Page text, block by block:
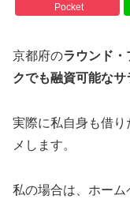
Pocket
京都府のラウンド・
クでも融資可能なサ
実際に私自身も借
メします。
私の場合は、ホー